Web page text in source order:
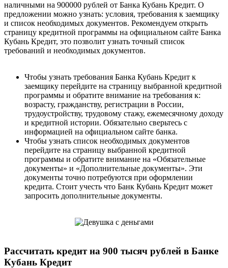
наличными на 900000 рублей от Банка Кубань Кредит. О
предложении можно узнать: условия, требования к заемщику
и список необходимых документов. Рекомендуем открыть
страницу кредитной программы на официальном сайте Банка
Кубань Кредит, это позволит узнать точный список
требований и необходимых документов.
Чтобы узнать требования Банка Кубань Кредит к
заемщику перейдите на страницу выбранной кредитной
программы и обратите внимание на требования к:
возрасту, гражданству, регистрации в России,
трудоустройству, трудовому стажу, ежемесячному доходу
и кредитной истории. Обязательно сверьтесь с
информацией на официальном сайте банка.
Чтобы узнать список необходимых документов
перейдите на страницу выбранной кредитной
программы и обратите внимание на «Обязательные
документы» и «Дополнительные документы». Эти
документы точно потребуются при оформлении
кредита. Стоит учесть что Банк Кубань Кредит может
запросить дополнительные документы.
Рассчитать кредит на 900 тысяч рублей в Банке
Кубань Кредит